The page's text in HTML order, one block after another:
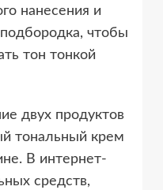
нанесения и
чтобы
тон тонкой
двух продуктов
тональный крем
В интернет-
средств,